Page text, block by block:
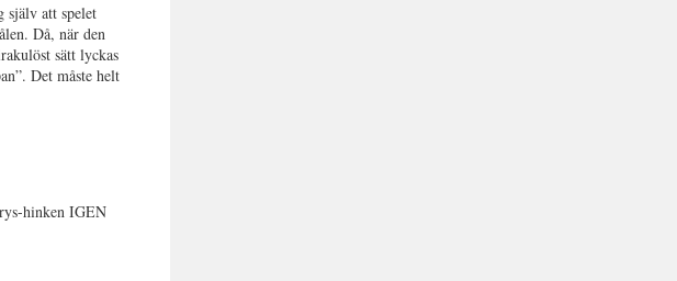
själv att spelet
Då, när den
sätt lyckas
Det måste helt
hinken IGEN